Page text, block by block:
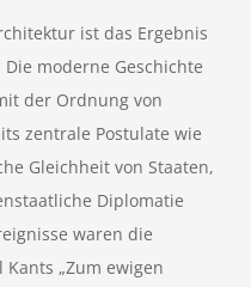
ist das Ergebnis
moderne Geschichte
der Ordnung von
zentrale Postulate wie
Gleichheit von Staaten,
Diplomatie
waren die
„Zum ewigen